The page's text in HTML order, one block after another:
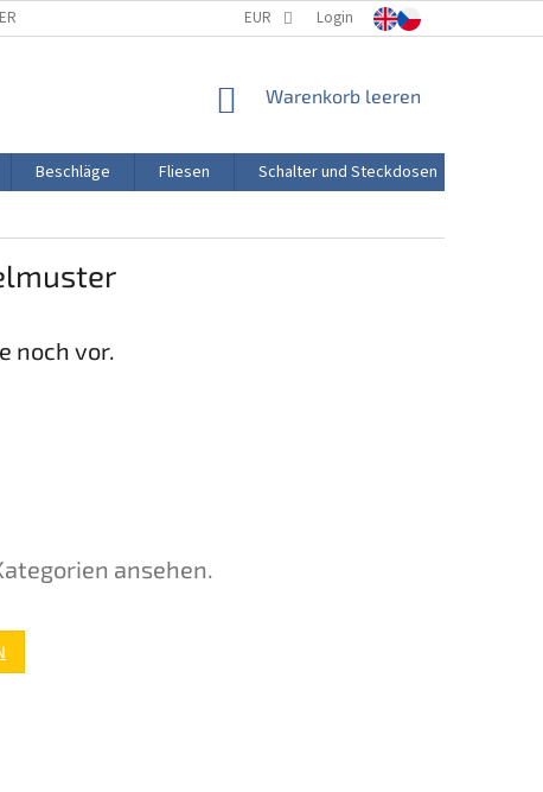
PORZELLANHERSTELLUNG TRANSPORT UND ZAHLUNG
EUR Login
WARENKORB
Warenkorb leeren
Beschläge Fliesen Schalter und Steckdosen
noch vor.
ansehen.